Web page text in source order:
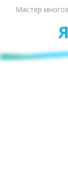
Мастер